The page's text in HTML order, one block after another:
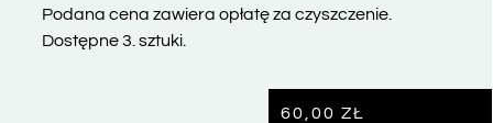
Podana cena zawiera opłatę za czyszczenie.
Dostępne 3. sztuki.
60,00 ZŁ